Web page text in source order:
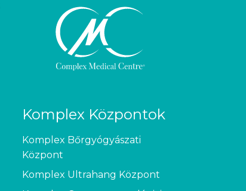
Komplex Központok
Komplex Bőrgyógyászati
Központ
Komplex Ultrahang Központ